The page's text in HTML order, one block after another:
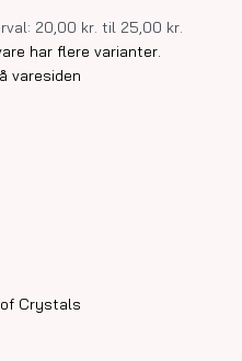
20,00 kr. til 25,00 kr.
har flere varianter.
varesiden
Crystals